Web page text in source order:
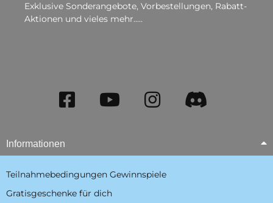
Exklusive Sonderangebote, Vorbestellungen, Rabatt-
Aktionen und vieles mehr.....
Informationen
Teilnahmebedingungen Gewinnspiele
Gratisgeschenke für dich